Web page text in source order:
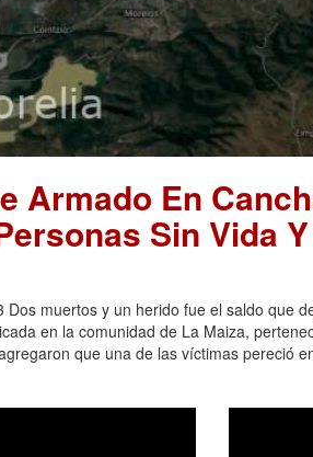
Armado En
Sin Vida
Dos muertos y un herido fue el saldo que
en la comunidad de La Maiza,
que una de las víctimas pereció